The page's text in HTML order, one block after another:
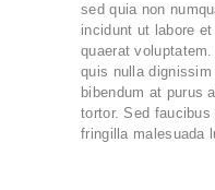
sed quia non
incidunt ut labore
quaerat
quis nulla
bibendum at purus
tortor. Sed
fringilla malesuada